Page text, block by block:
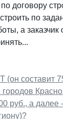
договору
по
а заказчик
составит
руб., а далее -